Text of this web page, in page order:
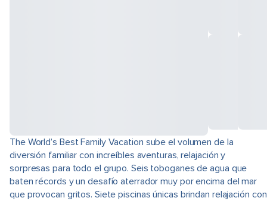
The World’s Best Family Vacation sube el volumen de la
diversión familiar con increíbles aventuras, relajación y
sorpresas para todo el grupo. Seis toboganes de agua que
baten récords y un desafío aterrador muy por encima del mar
que provocan gritos. Siete piscinas únicas brindan relajación con